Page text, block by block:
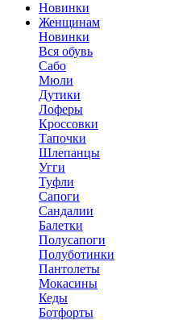
Новинки
Женщинам
Новинки
Вся обувь
Сабо
Мюли
Дутики
Лоферы
Кроссовки
Тапочки
Шлепанцы
Угги
Туфли
Сапоги
Сандалии
Балетки
Полусапоги
Полуботинки
Пантолеты
Мокасины
Кеды
Ботфорты